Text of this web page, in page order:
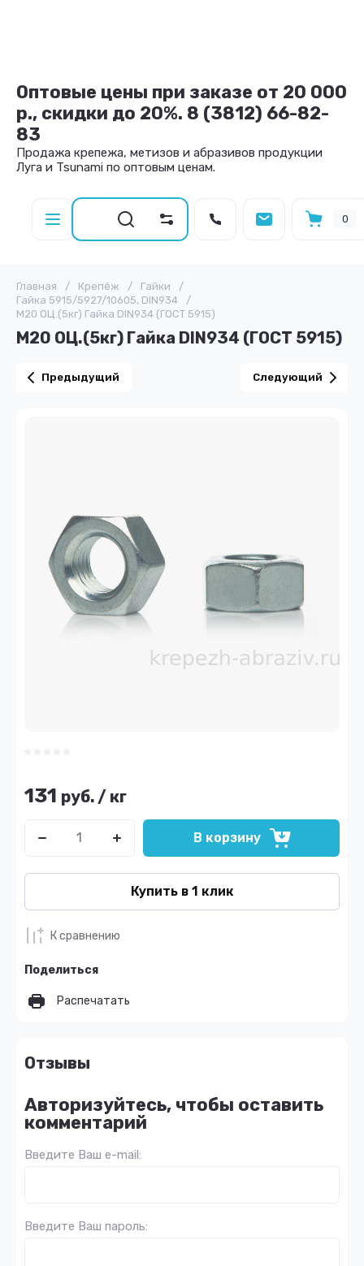
Оптовые цены при заказе от 20 000
р., скидки до 20%. 8 (3812) 66-82-
83
Продажа крепежа, метизов и абразивов продукции
Луга и Tsunami по оптовым ценам.
0
Главная / Крепёж / Гайки
/
Гайка 5915/5927/10605, DIN934
/
М20 ОЦ.(5кг) Гайка DIN934 (ГОСТ 5915)
М20 ОЦ.(5кг) Гайка DIN934 (ГОСТ 5915)
Предыдущий Следующий
131 руб. / кг
В корзину
Купить в 1 клик
К сравнению
Поделиться
Распечатать
Отзывы
Авторизуйтесь, чтобы оставить
комментарий
Введите Ваш e-mail:
Введите Ваш пароль: